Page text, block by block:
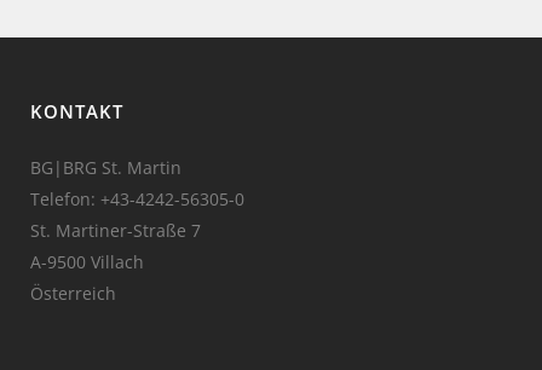
KONTAKT
BG|BRG St. Martin
Telefon: +43-4242-56305-0
St. Martiner-Straße 7
A-9500 Villach
Österreich